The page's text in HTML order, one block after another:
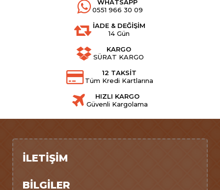
WHATSAPP
0551 966 30 09
İADE & DEĞİŞİM
14 Gün
KARGO
SÜRAT KARGO
12 TAKSİT
Tüm Kredi Kartlarına
HIZLI KARGO
Güvenli Kargolama
İLETIŞIM
BILGILER